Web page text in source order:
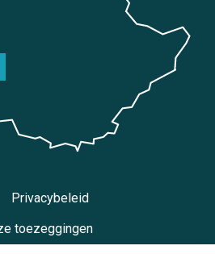
Privacybeleid
toezeggingen